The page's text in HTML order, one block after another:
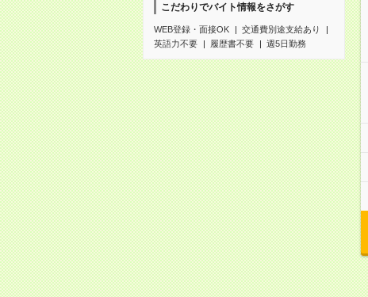
こだわりでバイト情報をさがす
WEB登録・面接OK
交通費別途支給あり
英語力不要
履歴書不要 週5日勤務